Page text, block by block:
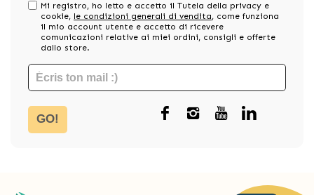
Mi registro, ho letto e accetto il Tutela della privacy e
cookie, le condizioni generali di vendita, come funziona
il mio account utente e accetto di ricevere
comunicazioni relative ai miei ordini, consigli e offerte
dallo store.
GO!